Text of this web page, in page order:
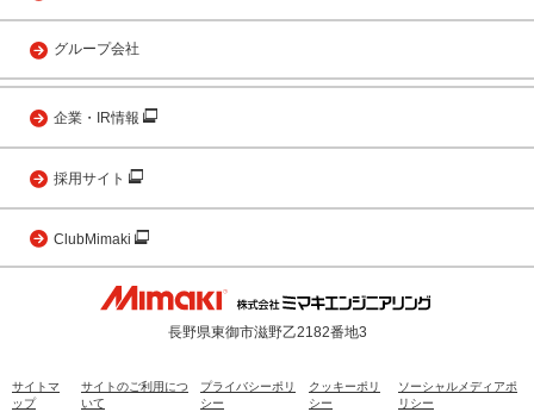
グループ会社
企業・IR情報
採用サイト
ClubMimaki
長野県東御市滋野乙2182番地3
サイトマ
ップ
サイトのご利用につ
いて
プライバシーポリ
シー
クッキーポリ
シー
ソーシャルメディアポ
リシー